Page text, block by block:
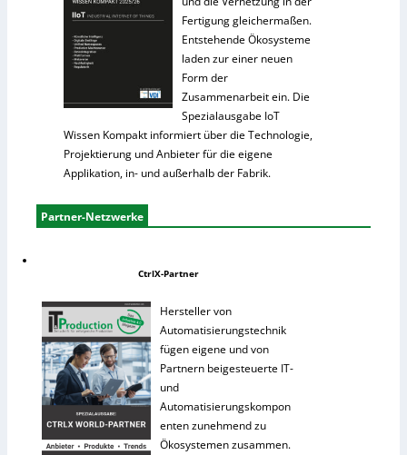
Fertigung gleichermaßen.
Entstehende Ökosysteme
laden zur einer neuen
Form der
Zusammenarbeit ein. Die
Spezialausgabe IoT
Wissen Kompakt informiert über die Technologie,
Projektierung und Anbieter für die eigene
Applikation, in- und außerhalb der Fabrik.
Partner-Netzwerke
CtrlX-Partner
Hersteller von
Automatisierungstechnik
fügen eigene und von
Partnern beigesteuerte IT-
und
Automatisierungskompon
enten zunehmend zu
Ökosystemen zusammen.